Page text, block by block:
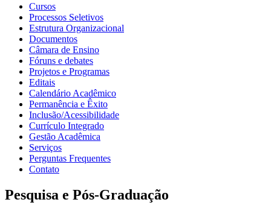
Cursos
Processos Seletivos
Estrutura Organizacional
Documentos
Câmara de Ensino
Fóruns e debates
Projetos e Programas
Editais
Calendário Acadêmico
Permanência e Êxito
Inclusão/Acessibilidade
Currículo Integrado
Gestão Acadêmica
Serviços
Perguntas Frequentes
Contato
Pesquisa e Pós-Graduação